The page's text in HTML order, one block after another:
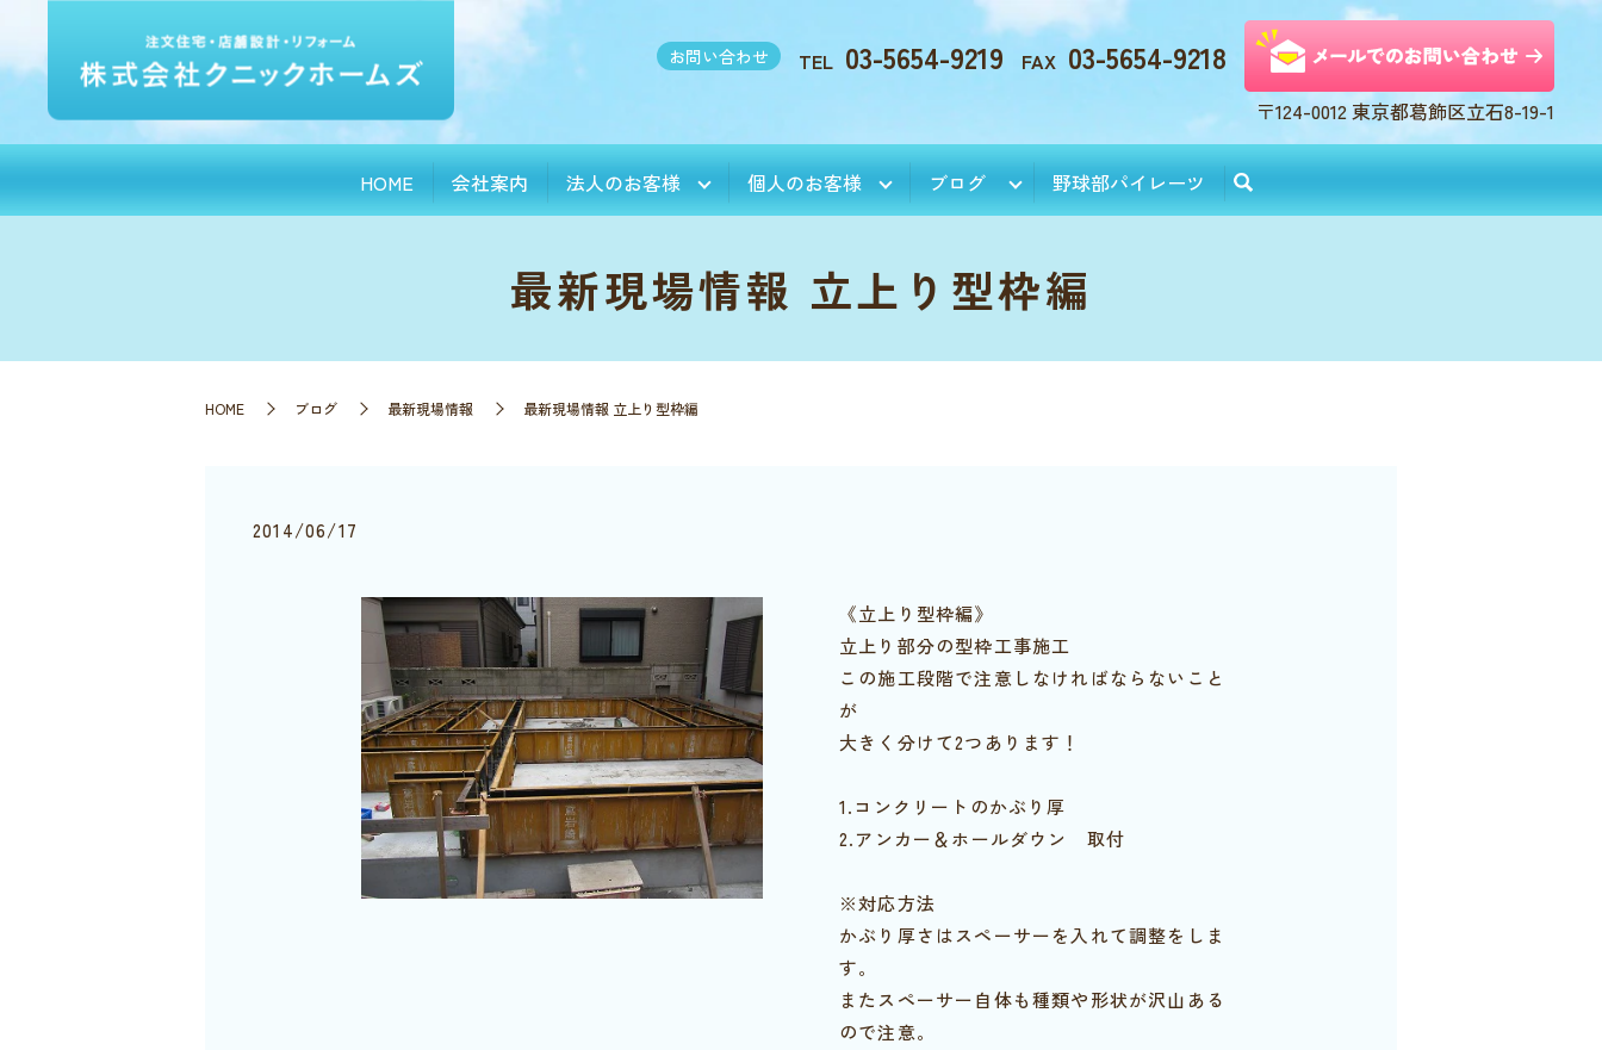
お問い合わせ TEL 03-5654-9219 FAX 03-5654-9218
〒124-0012 東京都葛飾区立石8-19-1
HOME 会社案内 法人のお客様 個人のお客様 ブログ 野球部パイレーツ
最新現場情報 立上り型枠編
HOME ブログ 最新現場情報 最新現場情報 立上り型枠編
2014/06/17
《立上り型枠編》
立上り部分の型枠工事施工
この施工段階で注意しなければならないこと
が
大きく分けて2つあります！
1.コンクリートのかぶり厚
2.アンカー＆ホールダウン 取付
※対応方法
かぶり厚さはスペーサーを入れて調整をしま
す。
またスペーサー自体も種類や形状が沢山ある
ので注意。